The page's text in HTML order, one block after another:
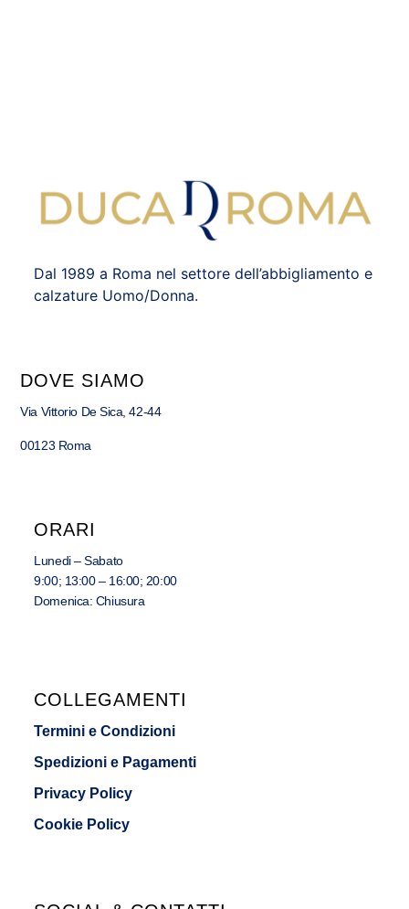
Dal 1989 a Roma nel settore dell’abbigliamento e
calzature Uomo/Donna.
DOVE SIAMO
Via Vittorio De Sica, 42-44
00123 Roma
ORARI
Lunedi – Sabato
9:00; 13:00 – 16:00; 20:00
Domenica: Chiusura
COLLEGAMENTI
Termini e Condizioni
Spedizioni e Pagamenti
Privacy Policy
Cookie Policy